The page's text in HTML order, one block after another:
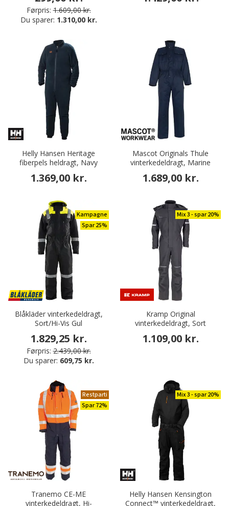
Førpris: 1.609,00 kr.
Du sparer: 1.310,00 kr.
Helly Hansen Heritage
fiberpels heldragt, Navy
1.369,00 kr.
Mascot Originals Thule
vinterkedeldragt, Marine
1.689,00 kr.
Kampagne
Spar 25%
Blåkläder vinterkedeldragt,
Sort/Hi-Vis Gul
1.829,25 kr.
Førpris: 2.439,00 kr.
Du sparer: 609,75 kr.
Mix 3 - spar 20%
Kramp Original
vinterkedeldragt, Sort
1.109,00 kr.
Restparti
Spar 72%
Tranemo CE-ME
vinterkedeldragt, Hi-
Mix 3 - spar 20%
Helly Hansen Kensington
Connect™ vinterkedeldragt,